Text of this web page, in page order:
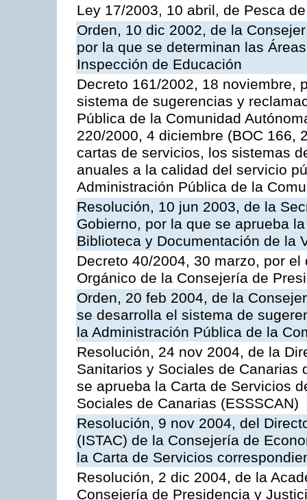
Ley 17/2003, 10 abril, de Pesca
Orden, 10 dic 2002, de la
por la que se determinan las
Inspección de Educación
Decreto 161/2002, 18 noviembre,
sistema de sugerencias y
Pública de la Comunidad
220/2000, 4 diciembre (BOC 166,
cartas de servicios, los sistemas
anuales a la calidad del servicio
Administración Pública de la
Resolución, 10 jun 2003, de la
Gobierno, por la que se aprueba
Biblioteca y Documentación de la
Decreto 40/2004, 30 marzo, por
Orgánico de la Consejería de
Orden, 20 feb 2004, de la
se desarrolla el sistema de
la Administración Pública de la
Resolución, 24 nov 2004, de la
Sanitarios y Sociales de Canarias
se aprueba la Carta de Servicios
Sociales de Canarias (ESSSCAN)
Resolución, 9 nov 2004, del
(ISTAC) de la Consejería de
la Carta de Servicios
Resolución, 2 dic 2004, de la
Consejería de Presidencia y